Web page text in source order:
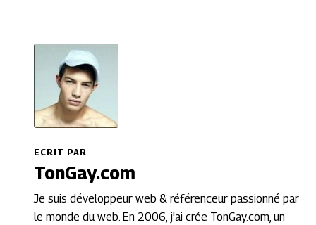
ECRIT PAR
TonGay.com
Je suis développeur web & référenceur passionné par
le monde du web. En 2006, j'ai crée TonGay.com, un